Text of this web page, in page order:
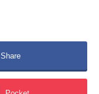
Share